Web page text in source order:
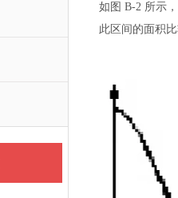
如图 B-2 所示
此区间的面积